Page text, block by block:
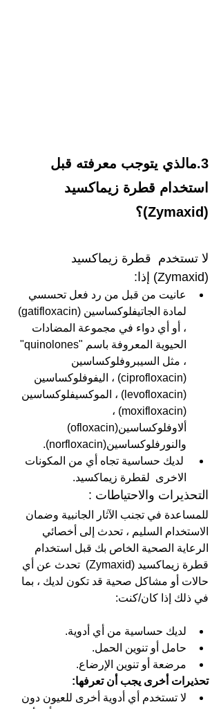
3.مالذي يتوجب معرفته قبل
استخدام قطرة زيماكسيد
(Zymaxid)؟
لا تستخدم  قطرة زيماكسيد
(Zymaxid) إذا:
عانيت من قبل من رد فعل تحسسي
لمادة الجاتيفلوكساسين (gatifloxacin)
، أو أي دواء في مجموعة المضادات
الحيوية المعروفة باسم "quinolones"
، مثل السيبروفلوكساسين
(ciprofloxacin) ، اليفوفلوكساسين
(levofloxacin) ، الموكسيفلوكساسين
(moxifloxacin) ،
ألاوفلوكساسين(ofloxacin)
والنورفلوكساسين(norfloxacin).
لديك حساسية تجاه أي من المكونات
الاخرى  لقطرة زيماكسيد.
التحذيرات والاحتياطات :
للمساعدة في تجنب الآثار الجانبية وضمان
الاستخدام السليم ، تحدث إلى أخصائي
الرعاية الصحية الخاص بك قبل استخدام
قطرة زيماكسيد (Zymaxid)  تحدث عن أي
حالات أو مشاكل صحية قد تكون لديك ، بما
في ذلك إذا كان/كنت:
لديك حساسية من أي أدوية.
حامل أو تنوين الحمل.
مرضعة أو تنوين الإرضاع.
تحذيرات أخرى يجب أن تعرفها:
لا تستخدم أي أدوية أخرى للعيون دون